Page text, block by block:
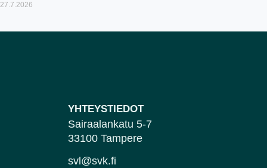
27.7.2026
YHTEYSTIEDOT
Sairaalankatu 5-7
33100 Tampere
svl@svk.fi